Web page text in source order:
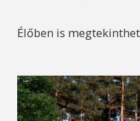
Élőben is